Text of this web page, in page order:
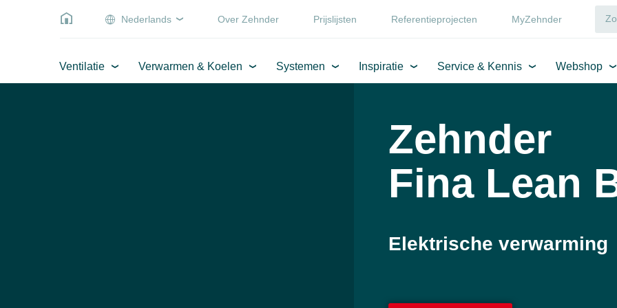
Nederlands Over Zehnder Prijslijsten Referentieprojecten MyZehnder
Ventilatie Verwarmen & Koelen Systemen Inspiratie Service & Kennis Webshop
Zehnder
Fina Lean
Elektrische verwarming